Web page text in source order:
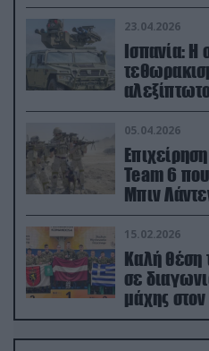
23.04.2026
Ισπανία: Η
ορμή στο
05.04.2026
Team 6
Μπιν
διέσωσε
15.02.2026
Καλή θέση
σε
μάχης